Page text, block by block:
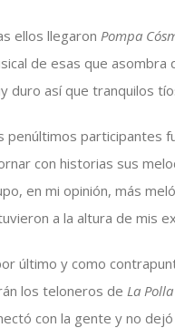
ellos llegaronPompa
de esas que asombra
duro así que tranquilos
penúltimos participantes
con historias sus
en mi opinión, más
a la altura de mis
último y como
los teloneros deLa
con la gente y no